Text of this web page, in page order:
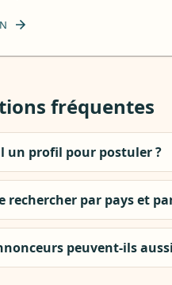
fréquentes
un profil pour postuler ?
rechercher par pays et
peuvent-ils